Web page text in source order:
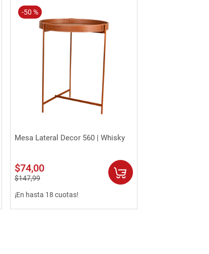
-50 %
Vista rápida
Mesa Lateral Decor 560 | Whisky
$74,00
$147,99
¡En hasta 18 cuotas!